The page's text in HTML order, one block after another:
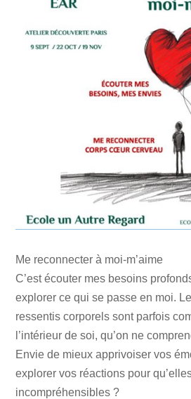
Me reconnecter à moi-m’aime
C’est écouter mes besoins
explorer ce qui se passe en moi.
ressentis corporels sont parfois
l’intérieur de soi, qu’on ne
Envie de mieux apprivoiser vos
explorer vos réactions pour
incompréhensibles ?